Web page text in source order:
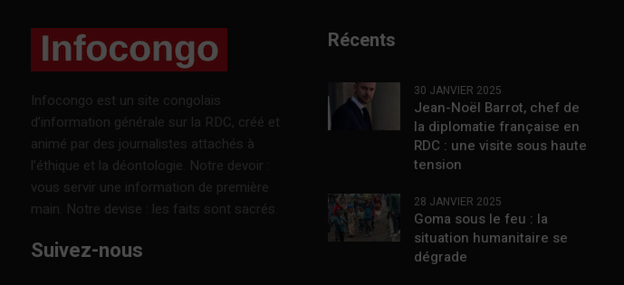
Infocongo est un site congolais
d’information générale sur la RDC, créé et
animé par des journalistes attachés à
l’éthique et la déontologie. Notre devoir :
vous servir une information de première
main. Notre devise : les faits sont sacrés.
Suivez-nous
Récents
30 JANVIER 2025
Jean-Noël Barrot, chef de
la diplomatie française en
RDC : une visite sous haute
tension
28 JANVIER 2025
Goma sous le feu : la
situation humanitaire se
dégrade